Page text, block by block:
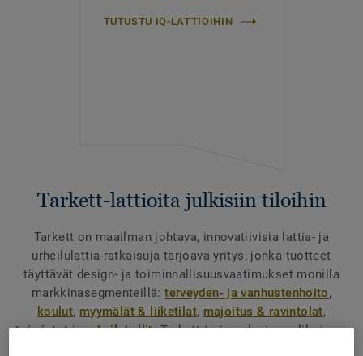
TUTUSTU IQ-LATTIOIHIN
Tarkett-lattioita julkisiin tiloihin
Tarkett on maailman johtava, innovatiivisia lattia- ja
urheilulattia-ratkaisuja tarjoava yritys, jonka tuotteet
täyttävät design- ja toiminnallisuusvaatimukset monilla
markkinasegmenteillä:terveyden- ja vanhustenhoito,
koulut, myymälät & liiketilat, majoitus & ravintolat,
toimistotjaurheiluhallit. Tarkett tarjoaa laajan valikoiman